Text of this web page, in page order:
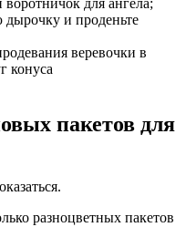
дырочку и проденьте
веревочки в
конуса
пакетов для
разноцветных пакетов